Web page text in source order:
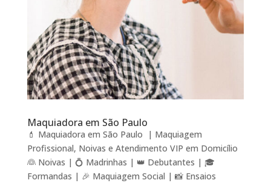
Maquiadora em São Paulo
💄 Maquiadora em São Paulo | Maquiagem
Profissional, Noivas e Atendimento VIP em Domicílio
👰 Noivas | 💍 Madrinhas | 👑 Debutantes | 🎓
Formandas | 🎉 Maquiagem Social | 📸 Ensaios